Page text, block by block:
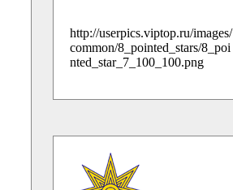
http://userpics.viptop.ru/images/
common/8_pointed_stars/8_poi
nted_star_7_100_100.png